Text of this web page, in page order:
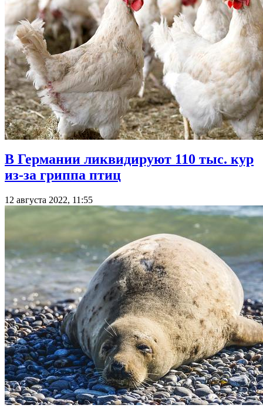
В Германии ликвидируют 110 тыс. кур
из-за гриппа птиц
12 августа 2022, 11:55